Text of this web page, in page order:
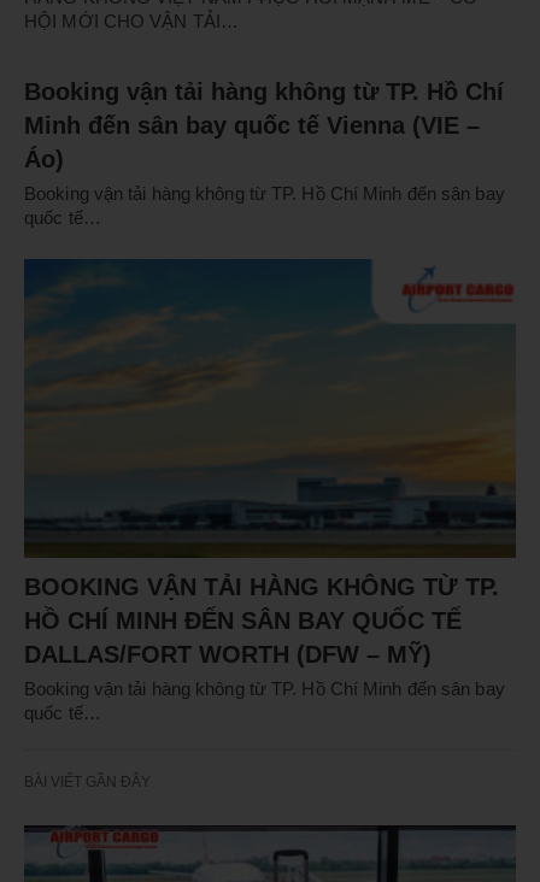
HỘI MỚI CHO VẬN TẢI…
Booking vận tải hàng không từ TP. Hồ Chí
Minh đến sân bay quốc tế Vienna (VIE –
Áo)
Booking vận tải hàng không từ TP. Hồ Chí Minh đến sân bay
quốc tế…
BOOKING VẬN TẢI HÀNG KHÔNG TỪ TP.
HỒ CHÍ MINH ĐẾN SÂN BAY QUỐC TẾ
DALLAS/FORT WORTH (DFW – MỸ)
Booking vận tải hàng không từ TP. Hồ Chí Minh đến sân bay
quốc tế…
BÀI VIẾT GẦN ĐÂY